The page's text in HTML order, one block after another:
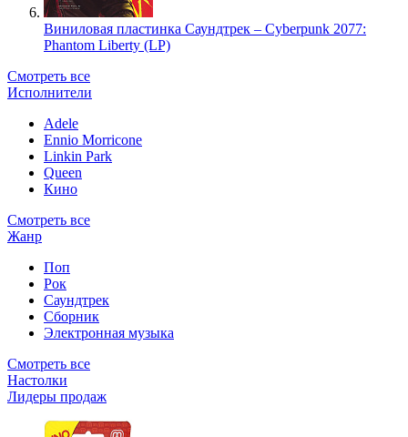
Виниловая пластинка Саундтрек – Cyberpunk 2077:
Phantom Liberty (LP)
Смотреть все
Исполнители
Adele
Ennio Morricone
Linkin Park
Queen
Кино
Смотреть все
Жанр
Поп
Рок
Саундтрек
Сборник
Электронная музыка
Смотреть все
Настолки
Лидеры продаж